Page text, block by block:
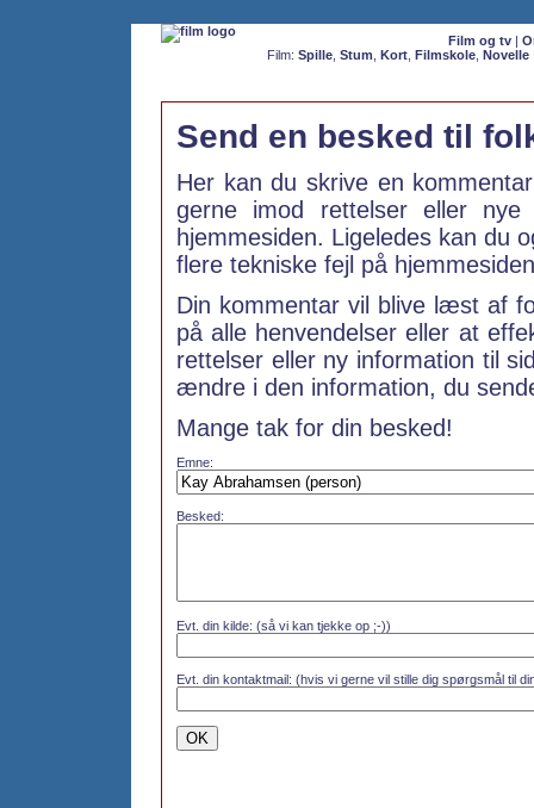
Film og tv|
Film: Spille, Stum Kort, Filmskole, Novelle
Send en besked til
Her kan du skrive en
gerne imod rettelser eller
hjemmesiden. Ligeledes kan du
flere tekniske fejl på
Din kommentar vil blive læst af
på alle henvendelser eller at
rettelser eller ny information til
ændre i den information, du
Mange tak for din besked!
Emne:
Besked:
Evt. din kilde: (så vi kan tjekke op ;-))
Evt. din kontaktmail: (hvis vi gerne vil stille dig spørgsmål til